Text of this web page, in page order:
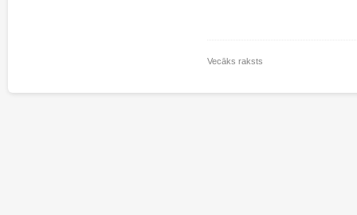
Vecāks raksts